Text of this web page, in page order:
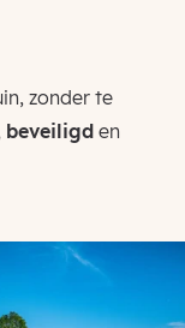
zonder te
beveiligden